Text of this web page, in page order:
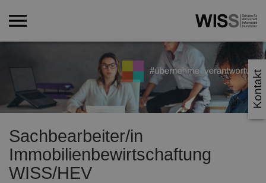
Kontakt
Sachbearbeiter/in
Immobilienbewirtschaftung
WISS/HEV